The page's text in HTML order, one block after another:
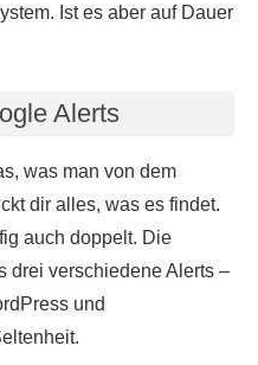
Ist es aber auf Dauer
Alerts
was man von dem
dir alles, was es findet.
auch doppelt. Die
drei verschiedene Alerts –
und